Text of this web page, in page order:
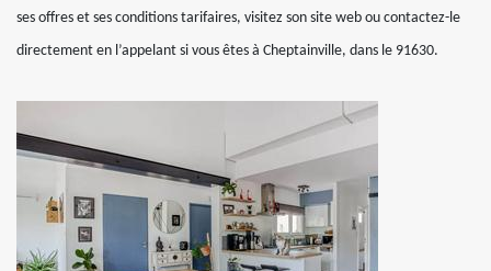
ses offres et ses conditions tarifaires, visitez son site web ou contactez-le
directement en l’appelant si vous êtes à Cheptainville, dans le 91630.